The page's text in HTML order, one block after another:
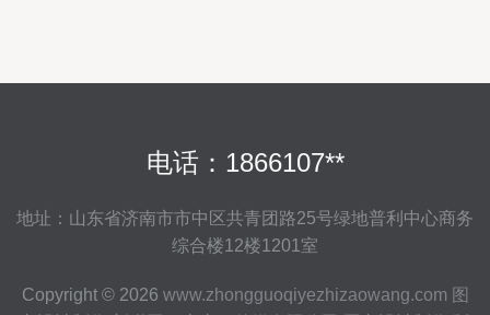
电话：1866107**
地址：山东省济南市市中区共青团路25号绿地普利中心商务
综合楼12楼1201室
Copyright © 2026 www.zhongguoqiyezhizaowang.com 图